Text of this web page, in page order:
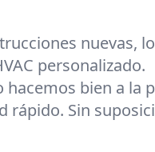
nuevas,
personalizado.
hacemos bien a la
rápido. Sin